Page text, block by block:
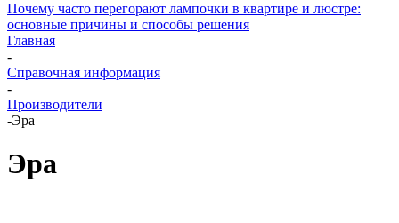
Почему часто перегорают лампочки в квартире и люстре:
основные причины и способы решения
Главная
-
Справочная информация
-
Производители
-Эра
Эра